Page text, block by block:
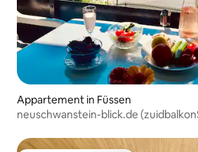
Appartement in Füssen
neuschwanstein-blick.de